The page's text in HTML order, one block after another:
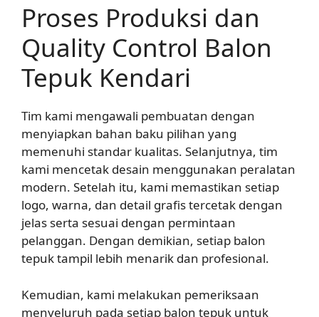
Proses Produksi dan
Quality Control Balon
Tepuk Kendari
Tim kami mengawali pembuatan dengan
menyiapkan bahan baku pilihan yang
memenuhi standar kualitas. Selanjutnya, tim
kami mencetak desain menggunakan peralatan
modern. Setelah itu, kami memastikan setiap
logo, warna, dan detail grafis tercetak dengan
jelas serta sesuai dengan permintaan
pelanggan. Dengan demikian, setiap balon
tepuk tampil lebih menarik dan profesional.
Kemudian, kami melakukan pemeriksaan
menyeluruh pada setiap balon tepuk untuk